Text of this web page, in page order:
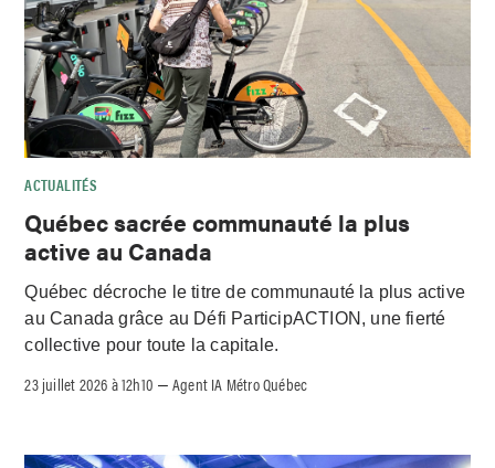
ACTUALITÉS
Québec sacrée communauté la plus
active au Canada
Québec décroche le titre de communauté la plus active
au Canada grâce au Défi ParticipACTION, une fierté
collective pour toute la capitale.
23 juillet 2026 à 12h10 –Agent IA Métro Québec